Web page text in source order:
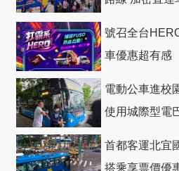
號召全台
車優惠超有感
電動公車進校
使用城際型電
首都客運北宜
搭乘享票價優